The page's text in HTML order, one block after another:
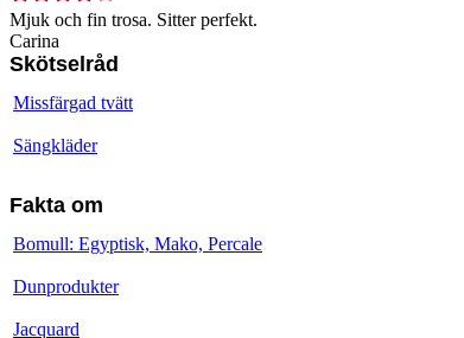
Mjuk och fin trosa. Sitter perfekt.
Carina
Skötselråd
Missfärgad tvätt
Sängkläder
Fakta om
Bomull: Egyptisk, Mako, Percale
Dunprodukter
Jacquard